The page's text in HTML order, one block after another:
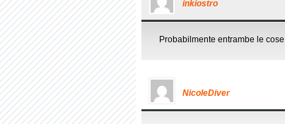
inkiostro
Probabilmente entrambe le
NicoleDiver